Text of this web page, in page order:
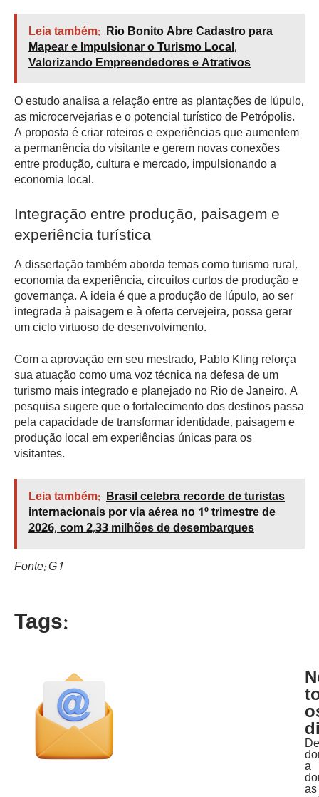
Leia também: Rio Bonito Abre Cadastro para
Mapear e Impulsionar o Turismo Local,
Valorizando Empreendedores e Atrativos
O estudo analisa a relação entre as plantações de lúpulo,
as microcervejarias e o potencial turístico de Petrópolis.
A proposta é criar roteiros e experiências que aumentem
a permanência do visitante e gerem novas conexões
entre produção, cultura e mercado, impulsionando a
economia local.
Integração entre produção, paisagem e
experiência turística
A dissertação também aborda temas como turismo rural,
economia da experiência, circuitos curtos de produção e
governança. A ideia é que a produção de lúpulo, ao ser
integrada à paisagem e à oferta cervejeira, possa gerar
um ciclo virtuoso de desenvolvimento.
Com a aprovação em seu mestrado, Pablo Kling reforça
sua atuação como uma voz técnica na defesa de um
turismo mais integrado e planejado no Rio de Janeiro. A
pesquisa sugere que o fortalecimento dos destinos passa
pela capacidade de transformar identidade, paisagem e
produção local em experiências únicas para os
visitantes.
Leia também: Brasil celebra recorde de turistas
internacionais por via aérea no 1º trimestre de
2026, com 2,33 milhões de desembarques
Fonte: G1
Tags:
De
a
as